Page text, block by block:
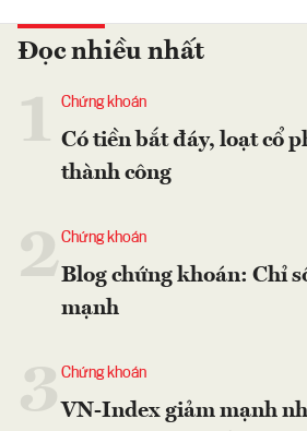
Đọc nhiều nhất
Chứng khoán
Có tiền bắt đáy, loạt cổ
thành công
2Chứng khoán
Blog chứng khoán: Chỉ
mạnh
Chứng khoán
VN-Index giảm mạnh